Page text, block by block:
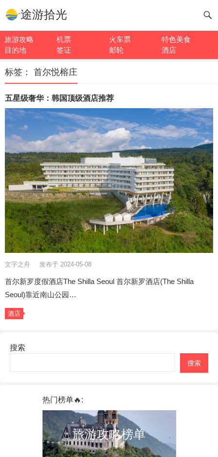
途游拾光
旅游攻略 机票 火车票
特色美食
目的地
签证 邮轮 酒店
标签： 首尔悦榕庄
五星级奢华：韩国顶级酒店推荐
文字之舟 发布于 2024-05-08
首尔新罗度假酒店The Shilla Seoul 首尔新罗酒店(The Shilla
Seoul)靠近南山公园…
酒店
搜索
搜索
热门榜单🔥:
旅游攻略榜单